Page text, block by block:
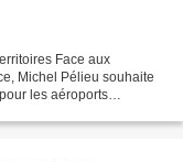
Face aux
Michel Pélieu souhaite
les aéroports